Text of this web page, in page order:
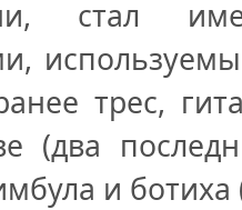
стал
трес,
(два
и